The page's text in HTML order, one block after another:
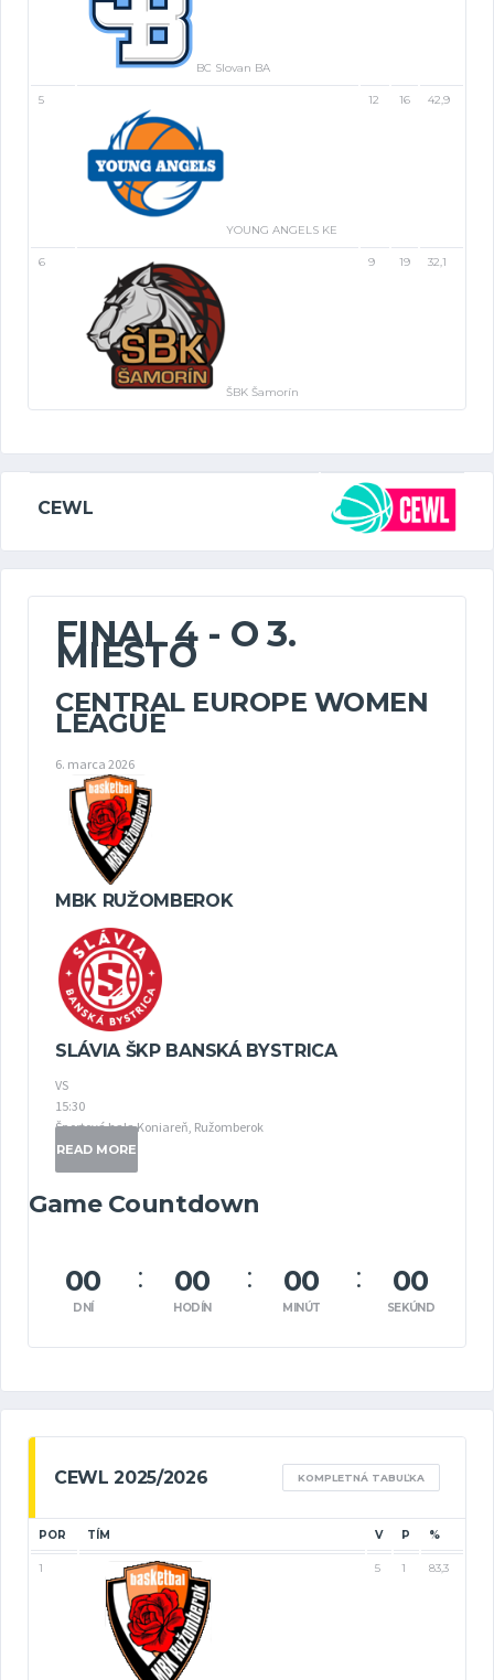
BC Slovan BA
5
YOUNG ANGELS KE
12 16 42,9
6
ŠBK Šamorín
9 19 32,1
CEWL
FINAL 4 - O 3.
MIESTO
CENTRAL EUROPE WOMEN
LEAGUE
6. marca 2026
MBK RUŽOMBEROK
SLÁVIA ŠKP BANSKÁ BYSTRICA
VS
15:30
Športová hala Koniareň, Ružomberok
READ MORE
Game Countdown
00
DNÍ
00
HODÍN
00
MINÚT
00
SEKÚND
CEWL 2025/2026 KOMPLETNÁ TABUĽKA
POR TÍM V P %
1 5 1 83,3